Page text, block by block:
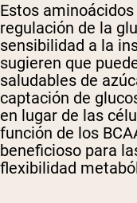
Estos
regulación de la
sensibilidad a la
sugieren que
saludables de
captación de
en lugar de las
función de los
beneficioso para
flexibilidad